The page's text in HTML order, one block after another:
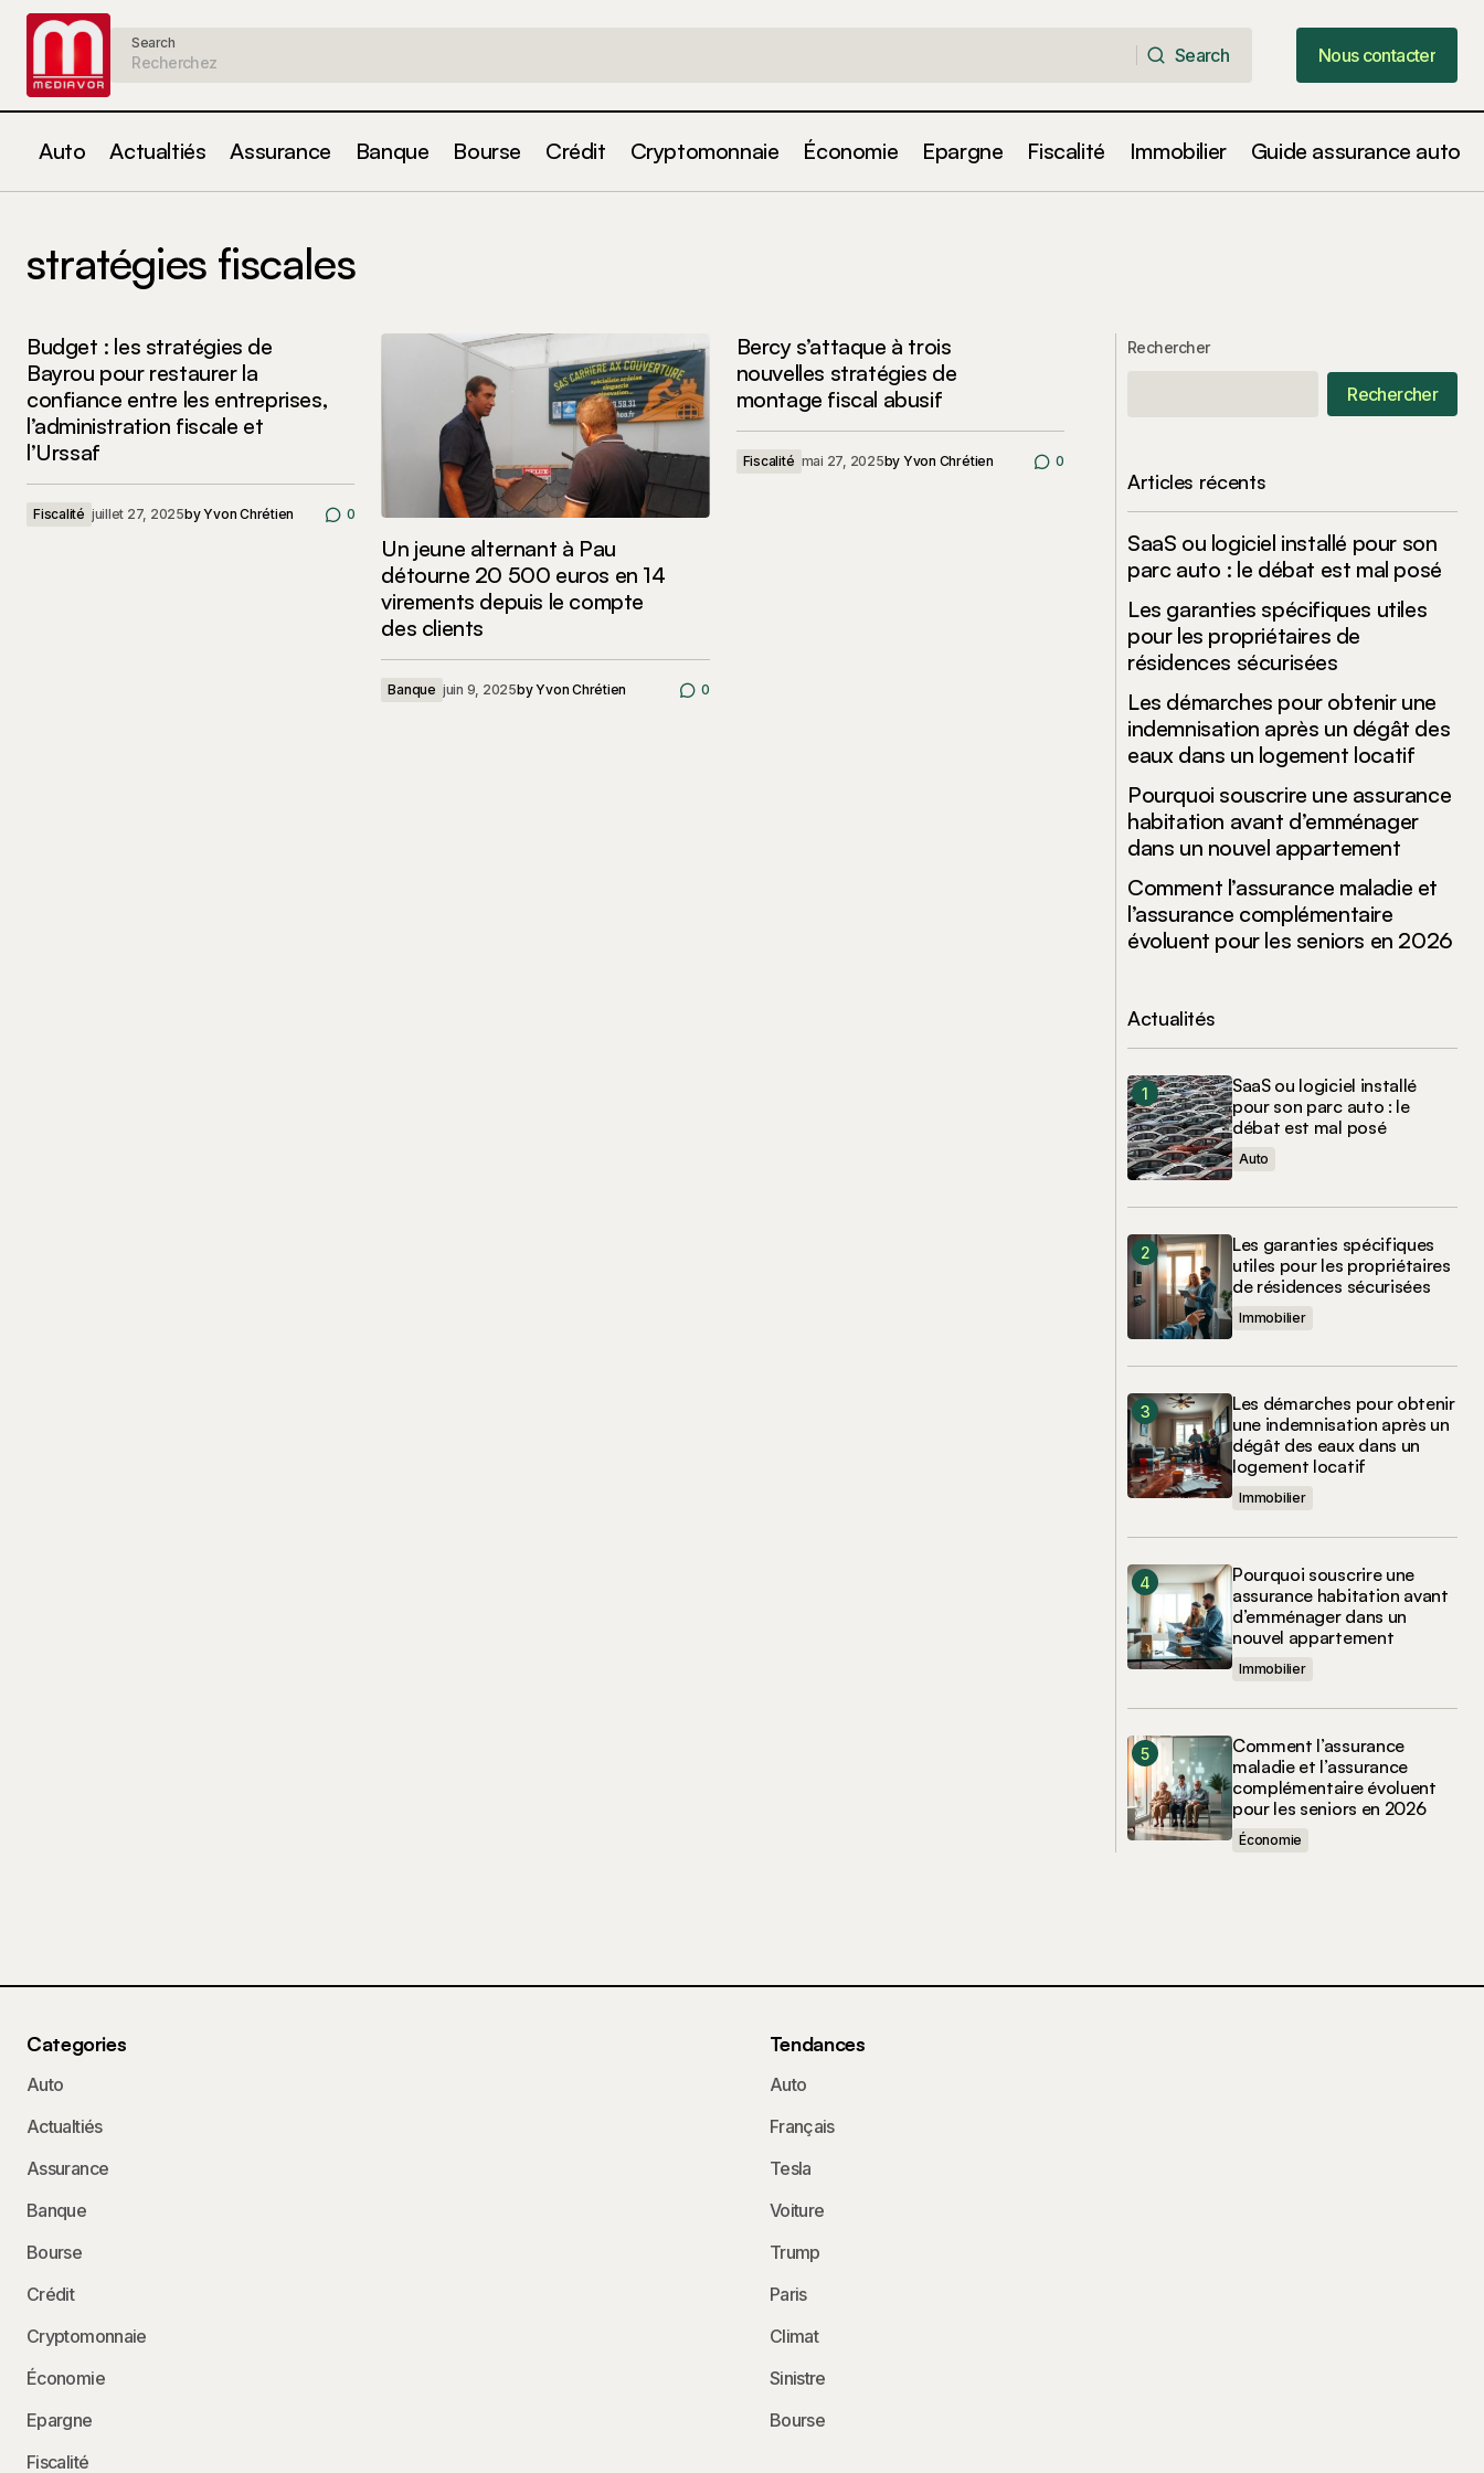
Search
Search
Nous contacter
Nous contacter
Auto Actualtiés Assurance Banque Bourse Crédit Cryptomonnaie Économie Epargne Fiscalité Immobilier Guide assurance auto
stratégies fiscales
Budget : les stratégies de
Bayrou pour restaurer la
confiance entre les entreprises,
l’administration fiscale et
l’Urssaf
Fiscalité juillet 27, 2025byYvon Chrétien 0
Un jeune alternant à Pau
détourne 20 500 euros en 14
virements depuis le compte
des clients
Banque juin 9, 2025byYvon Chrétien 0
Bercy s’attaque à trois
nouvelles stratégies de
montage fiscal abusif
Fiscalité mai 27, 2025by Yvon Chrétien 0
Rechercher
Rechercher
Articles récents
SaaS ou logiciel installé pour son
parc auto : le débat est mal posé
Les garanties spécifiques utiles
pour les propriétaires de
résidences sécurisées
Les démarches pour obtenir une
indemnisation après un dégât des
eaux dans un logement locatif
Pourquoi souscrire une assurance
habitation avant d’emménager
dans un nouvel appartement
Comment l’assurance maladie et
l’assurance complémentaire
évoluent pour les seniors en 2026
Actualités
SaaS ou logiciel installé
pour son parc auto : le
débat est mal posé
Auto
Les garanties spécifiques
utiles pour les propriétaires
de résidences sécurisées
Immobilier
Les démarches pour obtenir
une indemnisation après un
dégât des eaux dans un
logement locatif
Immobilier
Pourquoi souscrire une
assurance habitation avant
d’emménager dans un
nouvel appartement
Immobilier
Comment l’assurance
maladie et l’assurance
complémentaire évoluent
pour les seniors en 2026
Économie
Categories
Auto
Actualtiés
Assurance
Banque
Bourse
Crédit
Cryptomonnaie
Économie
Epargne
Fiscalité
Tendances
Auto
Français
Tesla
Voiture
Trump
Paris
Climat
Sinistre
Bourse